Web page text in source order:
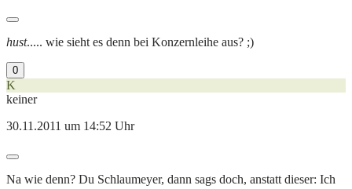
hust..... wie sieht es denn bei Konzernleihe aus? ;)
0
K
keiner
30.11.2011 um 14:52 Uhr
Na wie denn? Du Schlaumeyer, dann sags doch, anstatt dieser: Ich